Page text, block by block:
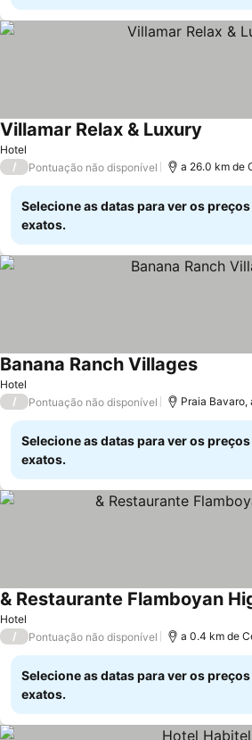
Hotel
Villamar Relax & Luxury
/ Pontuação não disponível a 26.0 km de
Selecione as datas para ver os preços
exatos.
Hotel
Banana Ranch Villages
/ Pontuação não disponível Praia Bavaro,
Selecione as datas para ver os preços
exatos.
Hotel
& Restaurante Flamboyan
/ Pontuação não disponível a 0.4 km de
Selecione as datas para ver os preços
exatos.